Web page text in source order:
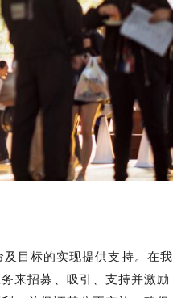
目标的实现提供支持。在我
来招募、吸引、支持并激励